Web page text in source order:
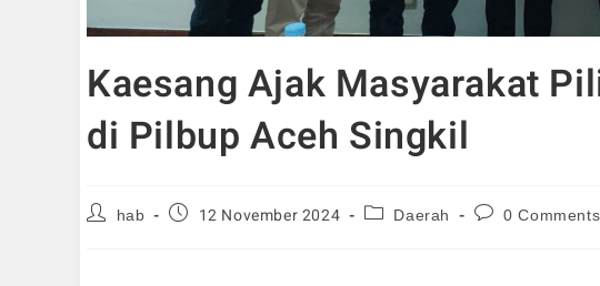
Kaesang Ajak Masyarakat
di Pilbup Aceh Singkil
hab 12 November 2024 Daerah 0 Comments